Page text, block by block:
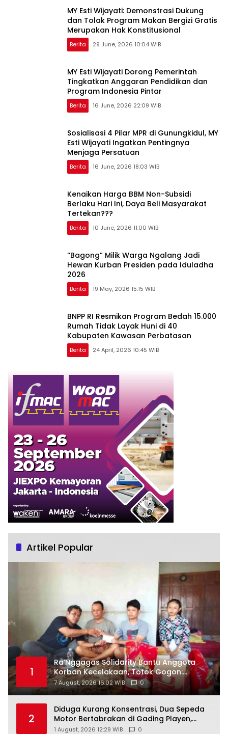
MY Esti Wijayati: Demonstrasi Dukung
dan Tolak Program Makan Bergizi Gratis
Merupakan Hak Konstitusional
Berita 29 June, 2026 10:04 WIB
MY Esti Wijayati Dorong Pemerintah
Tingkatkan Anggaran Pendidikan dan
Program Indonesia Pintar
Berita 16 June, 2026 22:09 WIB
Sosialisasi 4 Pilar MPR di Gunungkidul, MY
Esti Wijayati Ingatkan Pentingnya
Menjaga Persatuan
Berita 16 June, 2026 18:03 WIB
Kenaikan Harga BBM Non-Subsidi
Berlaku Hari Ini, Daya Beli Masyarakat
Tertekan???
Berita 10 June, 2026 11:00 WIB
“Bagong” Milik Warga Ngalang Jadi
Hewan Kurban Presiden pada Iduladha
2026
Berita 19 May, 2026 15:15 WIB
BNPP RI Resmikan Program Bedah 15.000
Rumah Tidak Layak Huni di 40
Kabupaten Kawasan Perbatasan
Berita 24 April, 2026 10:45 WIB
Artikel Popular
1
Ra’Nggagas Solidarity Bantu Anggota
Korban Kecelakaan, Totok Gogon:
Solidaritas Harus Jadi Tindakan Nyata
7 August, 2026 16:02 WIB 0
2
Diduga Kurang Konsentrasi, Dua Sepeda
Motor Bertabrakan di Gading Playen,
Mahasiswi Meninggal
1 August, 2026 12:29 WIB 0